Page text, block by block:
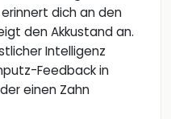
dich an den
den Akkustand an.
Intelligenz
Feedback in
einen Zahn